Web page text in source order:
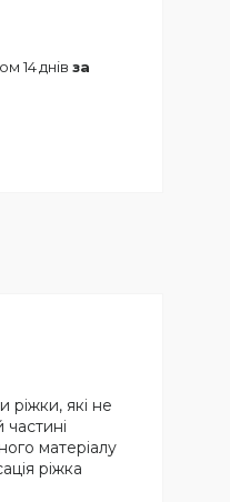
14 днів за
ріжки, які не
матеріалу
ріжка